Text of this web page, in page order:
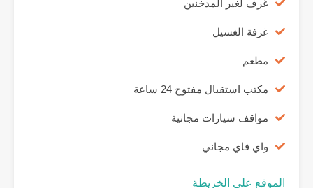
غرف لغير المدخنين
غرفة الغسيل
مطعم
مكتب استقبال مفتوح 24 ساعة
مواقف سيارات مجانية
واي فاي مجاني
الموقع على الخريطة